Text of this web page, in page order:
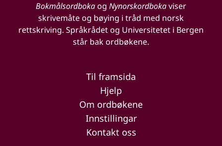
Bokmålsordbokaog Nynorskordbokaviser
skrivemåte og bøying i tråd med norsk
rettskriving. Språkrådet og Universitetet i Bergen
står bak ordbøkene.
Til framsida
Hjelp
Om ordbøkene
Innstillingar
Kontakt oss